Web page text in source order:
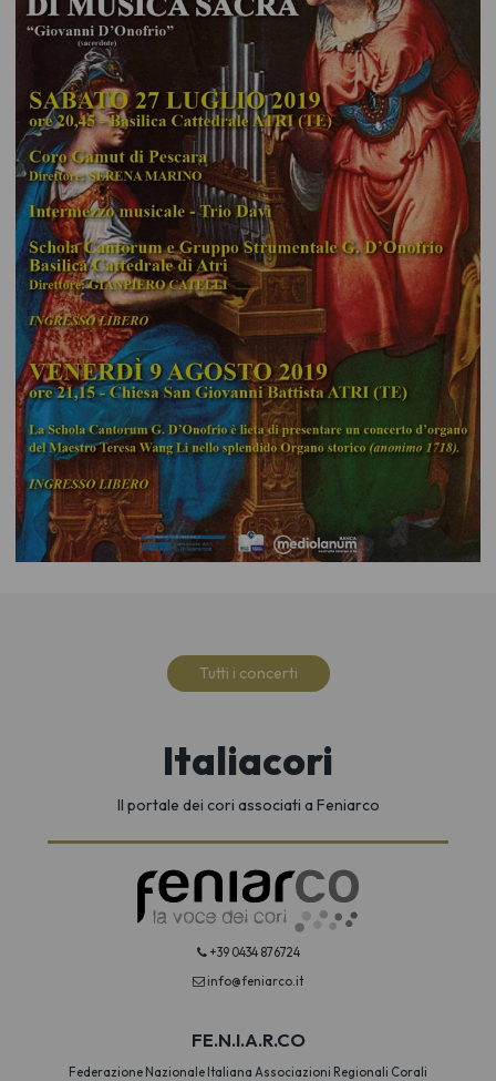
Tutti i concerti
Italiacori
Il portale dei cori associati a Feniarco
+39 0434 876724
info@feniarco.it
FE.N.I.A.R.CO
Federazione Nazionale Italiana Associazioni Regionali Corali